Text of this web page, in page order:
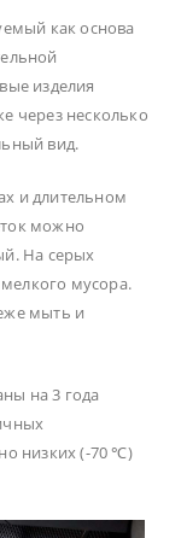
как основа
изделия
через несколько
вид.
и длительном
можно
На серых
мусора.
мыть и
на 3 года
низких (-70 ℃)